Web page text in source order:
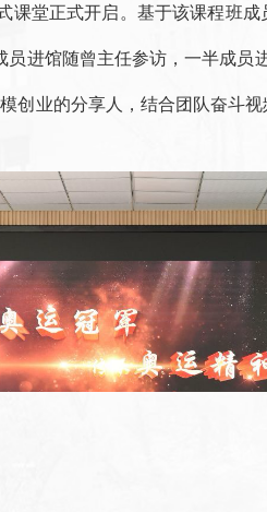
堂正式开启。基于该课程班成
进馆随曾主任参访，一半成员
创业的分享人，结合团队奋斗